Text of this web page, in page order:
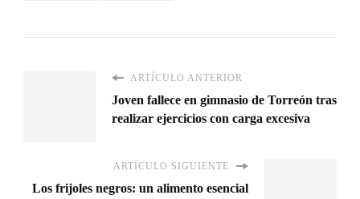
ARTÍCULO ANTERIOR
Joven fallece en gimnasio de Torreón tras
realizar ejercicios con carga excesiva
ARTÍCULO SIGUIENTE
Los frijoles negros: un alimento esencial